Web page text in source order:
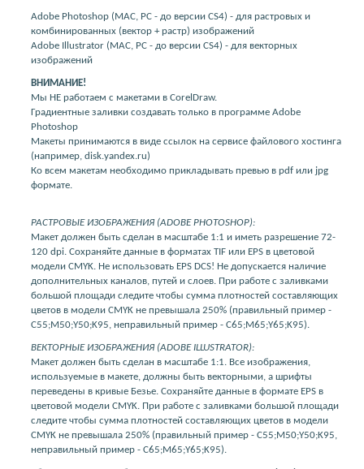
Adobe Photoshop (MAC, PC - до версии CS4) - для растровых и
комбинированных (вектор + растр) изображений
Adobe Illustrator (MAC, PC - до версии CS4) - для векторных
изображений
ВНИМАНИЕ!
Мы НЕ работаем с макетами в CorelDraw.
Градиентные заливки создавать только в программе Adobe
Photoshop
Макеты принимаются в виде ссылок на сервисе файлового хостинга
(например, disk.yandex.ru)
Ко всем макетам необходимо прикладывать превью в pdf или jpg
формате.
РАСТРОВЫЕ ИЗОБРАЖЕНИЯ (ADOBE PHOTOSHOP):
Макет должен быть сделан в масштабе 1:1 и иметь разрешение 72-
120 dpi. Сохраняйте данные в форматах TIF или EPS в цветовой
модели CMYK. Не использовать EPS DCS! Не допускается наличие
дополнительных каналов, путей и слоев. При работе с заливками
большой площади следите чтобы сумма плотностей составляющих
цветов в модели CMYK не превышала 250% (правильный пример -
С55;M50;Y50;K95, неправильный пример - C65;M65;Y65;K95).
ВЕКТОРНЫЕ ИЗОБРАЖЕНИЯ (ADOBE ILLUSTRATOR):
Макет должен быть сделан в масштабе 1:1. Все изображения,
используемые в макете, должны быть векторными, а шрифты
переведены в кривые Безье. Сохраняйте данные в формате EPS в
цветовой модели CMYK. При работе с заливками большой площади
следите чтобы сумма плотностей составляющих цветов в модели
CMYK не превышала 250% (правильный пример - С55;M50;Y50;K95,
неправильный пример - C65;M65;Y65;K95).